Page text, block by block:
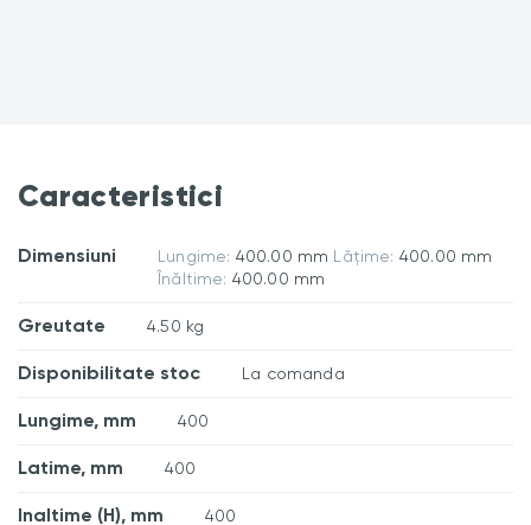
Caracteristici
Dimensiuni Lungime: 400.00 mm Lățime: 400.00 mm
Înăltime: 400.00 mm
Greutate 4.50 kg
Disponibilitate stoc La comanda
Lungime, mm 400
Latime, mm 400
Inaltime (H), mm 400